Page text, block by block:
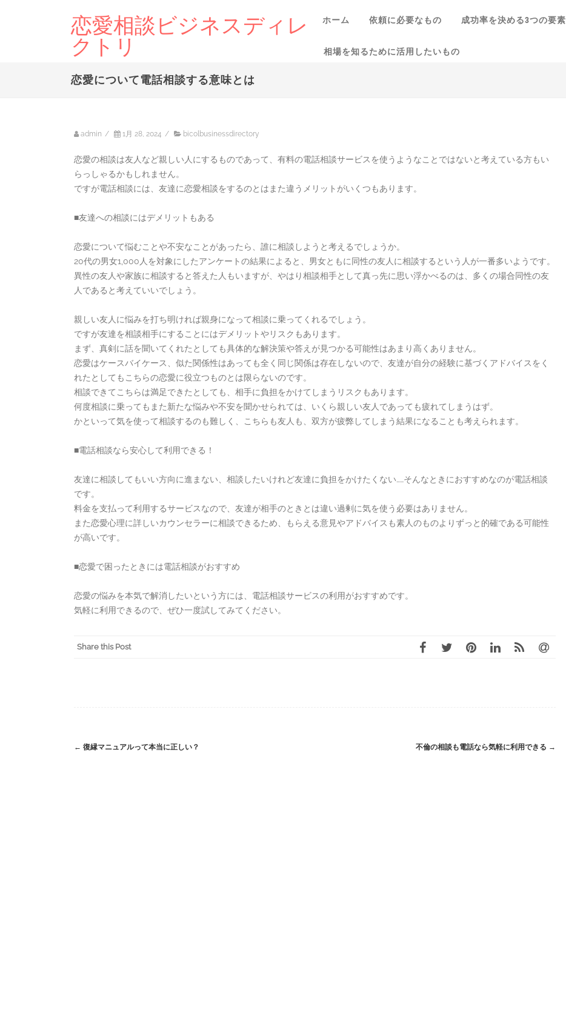
恋愛相談ビジネスディレ
クトリ
ホーム 依頼に必要なもの 成功率を決める3つの要素
相場を知るために活用したいもの
恋愛について電話相談する意味とは
admin / 1月 28, 2024 / bicolbusinessdirectory
恋愛の相談は友人など親しい人にするものであって、有料の電話相談サービスを使うようなことではないと考えている方もい
らっしゃるかもしれません。
ですが電話相談には、友達に恋愛相談をするのとはまた違うメリットがいくつもあります。
■友達への相談にはデメリットもある
恋愛について悩むことや不安なことがあったら、誰に相談しようと考えるでしょうか。
20代の男女1,000人を対象にしたアンケートの結果によると、男女ともに同性の友人に相談するという人が一番多いようです。
異性の友人や家族に相談すると答えた人もいますが、やはり相談相手として真っ先に思い浮かべるのは、多くの場合同性の友
人であると考えていいでしょう。
親しい友人に悩みを打ち明ければ親身になって相談に乗ってくれるでしょう。
ですが友達を相談相手にすることにはデメリットやリスクもあります。
まず、真剣に話を聞いてくれたとしても具体的な解決策や答えが見つかる可能性はあまり高くありません。
恋愛はケースバイケース、似た関係性はあっても全く同じ関係は存在しないので、友達が自分の経験に基づくアドバイスをく
れたとしてもこちらの恋愛に役立つものとは限らないのです。
相談できてこちらは満足できたとしても、相手に負担をかけてしまうリスクもあります。
何度相談に乗ってもまた新たな悩みや不安を聞かせられては、いくら親しい友人であっても疲れてしまうはず。
かといって気を使って相談するのも難しく、こちらも友人も、双方が疲弊してしまう結果になることも考えられます。
■電話相談なら安心して利用できる！
友達に相談してもいい方向に進まない、相談したいけれど友達に負担をかけたくない……そんなときにおすすめなのが電話相談
です。
料金を支払って利用するサービスなので、友達が相手のときとは違い過剰に気を使う必要はありません。
また恋愛心理に詳しいカウンセラーに相談できるため、もらえる意見やアドバイスも素人のものよりずっと的確である可能性
が高いです。
■恋愛で困ったときには電話相談がおすすめ
恋愛の悩みを本気で解消したいという方には、電話相談サービスの利用がおすすめです。
気軽に利用できるので、ぜひ一度試してみてください。
Share this Post
← 復縁マニュアルって本当に正しい？ 不倫の相談も電話なら気軽に利用できる →